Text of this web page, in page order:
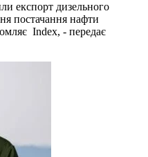
експорт дизельного
постачання нафти
Index, - передає